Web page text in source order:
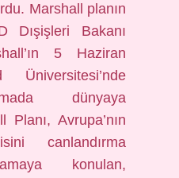
Marshall planın
Dışişleri Bakanı
5 Haziran
Üniversitesi’nde
dünyaya
Avrupa’nın
canlandırma
konulan,